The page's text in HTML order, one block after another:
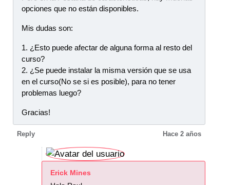
opciones que no están disponibles.
Mis dudas son:
1. ¿Esto puede afectar de alguna forma al resto del
curso?
2. ¿Se puede instalar la misma versión que se usa
en el curso(No se si es posible), para no tener
problemas luego?
Gracias!
Reply Hace 2 años
Erick Mines